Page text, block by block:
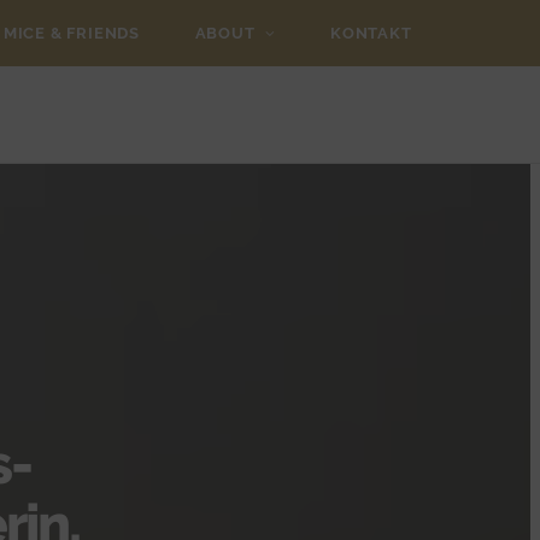
MICE & FRIENDS ABOUT KONTAKT